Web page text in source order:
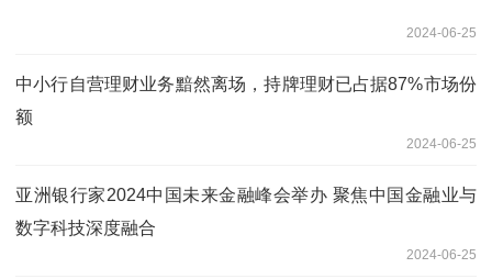
2024-06-25
中小行自营理财业务黯然离场，持牌理财已占据87%市场份
额
2024-06-25
亚洲银行家2024中国未来金融峰会举办 聚焦中国金融业与
数字科技深度融合
2024-06-25